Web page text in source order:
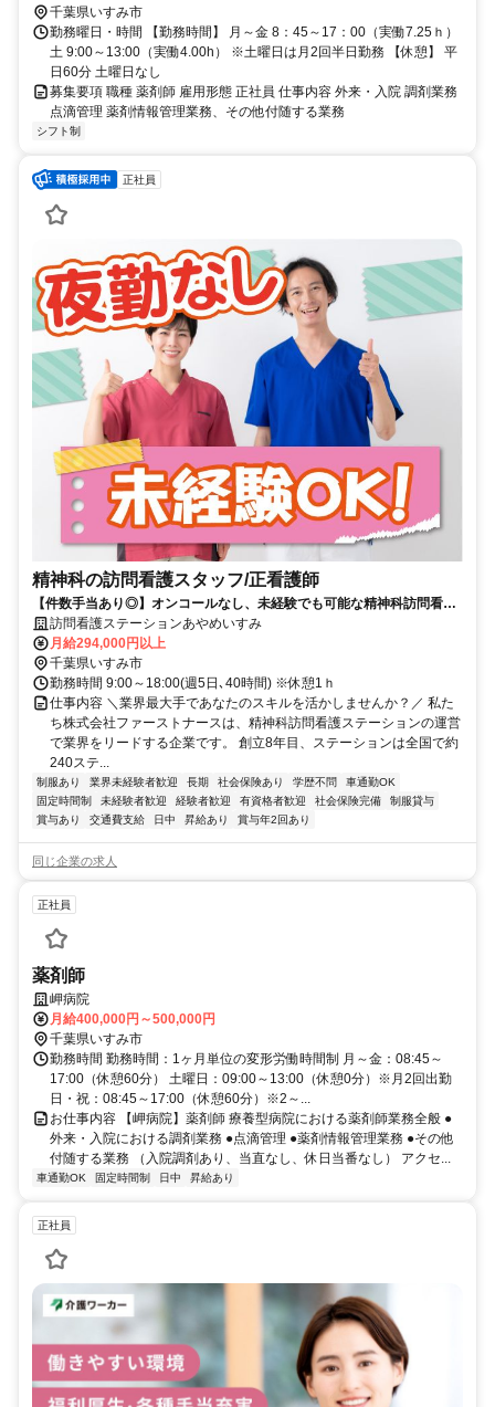
千葉県いすみ市
勤務曜日・時間 【勤務時間】 月～金 8：45～17：00（実働7.25ｈ）
土 9:00～13:00（実働4.00h） ※土曜日は月2回半日勤務 【休憩】 平
日60分 土曜日なし
募集要項 職種 薬剤師 雇用形態 正社員 仕事内容 外来・入院 調剤業務
点滴管理 薬剤情報管理業務、その他付随する業務
シフト制
正社員
精神科の訪問看護スタッフ/正看護師
【件数手当あり◎】オンコールなし、未経験でも可能な精神科訪問看護
ステーション。正看護師募集
訪問看護ステーションあやめいすみ
月給294,000円以上
千葉県いすみ市
勤務時間 9:00～18:00(週5日､40時間) ※休憩1ｈ
仕事内容 ＼業界最大手であなたのスキルを活かしませんか？／ 私た
ち株式会社ファーストナースは、精神科訪問看護ステーションの運営
で業界をリードする企業です。 創立8年目、ステーションは全国で約
240ステ...
制服あり 業界未経験者歓迎 長期 社会保険あり 学歴不問
車通勤OK
固定時間制
未経験者歓迎 経験者歓迎 有資格者歓迎 社会保険完備
制服貸与
賞与あり
交通費支給 日中 昇給あり 賞与年2回あり
同じ企業の求人
正社員
薬剤師
岬病院
月給400,000円～500,000円
千葉県いすみ市
勤務時間 勤務時間：1ヶ月単位の変形労働時間制 月～金：08:45～
17:00（休憩60分） 土曜日：09:00～13:00（休憩0分）※月2回出勤
日・祝：08:45～17:00（休憩60分）※2～...
お仕事内容 【岬病院】薬剤師 療養型病院における薬剤師業務全般 ●
外来・入院における調剤業務 ●点滴管理 ●薬剤情報管理業務 ●その他
付随する業務 （入院調剤あり、当直なし、休日当番なし） アクセ...
車通勤OK 固定時間制 日中 昇給あり
正社員